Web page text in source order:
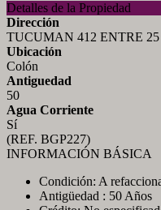
Detalles de la Propiedad
Dirección
TUCUMAN 412 ENTRE
Ubicación
Colón
Antiguedad
50
Agua Corriente
Sí
(REF. BGP227)
INFORMACIÓN BÁSICA
Condición: A
Antigüedad : 50 Años